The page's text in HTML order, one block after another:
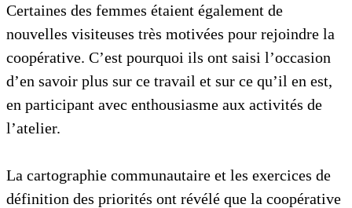
Certaines des femmes étaient également de
nouvelles visiteuses très motivées pour rejoindre la
coopérative. C’est pourquoi ils ont saisi l’occasion
d’en savoir plus sur ce travail et sur ce qu’il en est,
en participant avec enthousiasme aux activités de
l’atelier.
La cartographie communautaire et les exercices de
définition des priorités ont révélé que la coopérative